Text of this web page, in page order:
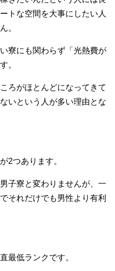
トな空間を大事にしたい人
。
寮にも関わらず「光熱費が
。
ろがほとんどになってきて
いという人が多い理由とな
2つあります。
子寮と変わりませんが、一
それだけでも男性より有利
最低ランクです。